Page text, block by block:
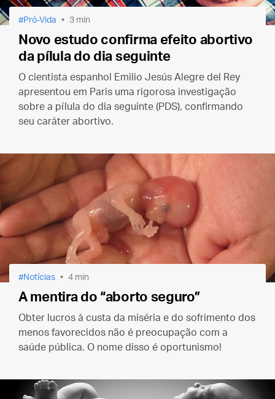
Pró-Vida 3 min
Novo estudo confirma efeito abortivo
da pílula do dia seguinte
O cientista espanhol Emilio Jesús Alegre del Rey
apresentou em Paris uma rigorosa investigação
sobre a pílula do dia seguinte (PDS), confirmando
seu caráter abortivo.
Notícias 4 min
A mentira do “aborto seguro”
Obter lucros à custa da miséria e do sofrimento dos
menos favorecidos não é preocupação com a
saúde pública. O nome disso é oportunismo!